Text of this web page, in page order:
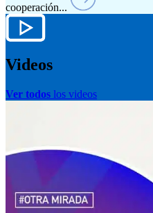
cooperación...
Videos
Ver todos los videos